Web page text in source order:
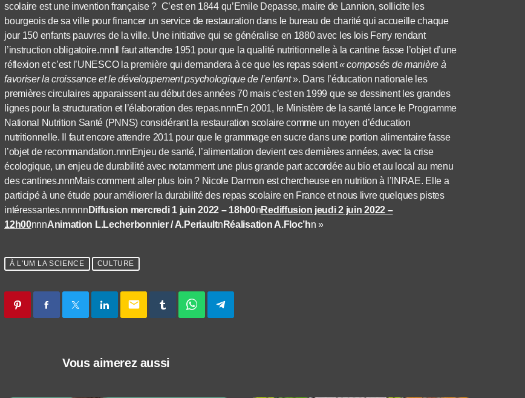
scolaire est une invention française ? C’est en 1844 qu’Emile Depasse, maire de Lannion, sollicite les
bourgeois de sa ville pour financer un service de restauration dans le bureau de charité qui accueille chaque
jour 150 enfants pauvres de la ville. Une initiative qui se généralise en 1880 avec les lois Ferry rendant
l’instruction obligatoire.nnnIl faut attendre 1951 pour que la qualité nutritionnelle à la cantine fasse l’objet d’une
réflexion et c’est l’UNESCO la première qui demandera à ce que les repas soient« composés de manière à
favoriser la croissance et le développement psychologique de l’enfant». Dans l’éducation nationale les
premières circulaires apparaissent au début des années 70 mais c’est en 1999 que se dessinent les grandes
lignes pour la structuration et l’élaboration des repas.nnnEn 2001, le Ministère de la santé lance le Programme
National Nutrition Santé (PNNS) considérant la restauration scolaire comme un moyen d’éducation
nutritionnelle. Il faut encore attendre 2011 pour que le grammage en sucre dans une portion alimentaire fasse
l’objet de recommandation.nnnEnjeu de santé, l’alimentation devient ces dernières années, avec la crise
écologique, un enjeu de durabilité avec notamment une plus grande part accordée au bio et au local au menu
des cantines.nnnMais comment aller plus loin ? Nicole Darmon est chercheuse en nutrition à l’INRAE. Elle a
participé à une étude pour améliorer la durabilité des repas scolaire en France et nous livre quelques pistes
intéressantes.nnnnn Diffusion mercredi 1 juin 2022 – 18h00nRediffusion jeudi 2 juin 2022 –
12h00nnnAnimation L.Lecherbonnier / A.Periaultn Réalisation A.Floc’hn »
À L'UM LA SCIENCE CULTURE
email
Vous aimerez aussi